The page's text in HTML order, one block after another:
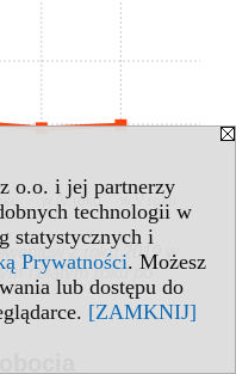
o.o. i jej partnerzy
technologii w
statystycznych i
Prywatności. Możesz
lub dostępu do
[ZAMKNIJ]
w IV roku w V roku
z roku 2019 w
i piątym roku po